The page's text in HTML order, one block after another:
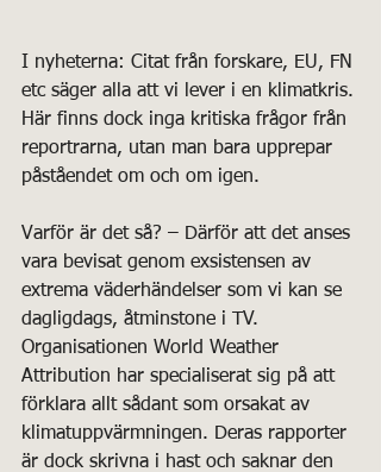
I nyheterna: Citat från forskare, EU, FN
etc säger alla att vi lever i en klimatkris.
Här finns dock inga kritiska frågor från
reportrarna, utan man bara upprepar
påståendet om och om igen.
Varför är det så? – Därför att det anses
vara bevisat genom exsistensen av
extrema väderhändelser som vi kan se
dagligdags, åtminstone i TV.
Organisationen World Weather
Attribution har specialiserat sig på att
förklara allt sådant som orsakat av
klimatuppvärmningen. Deras rapporter
är dock skrivna i hast och saknar den